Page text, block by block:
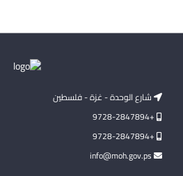
شارع الوحدة - غزة - فلسطين
+9728-2847894
+9728-2847894